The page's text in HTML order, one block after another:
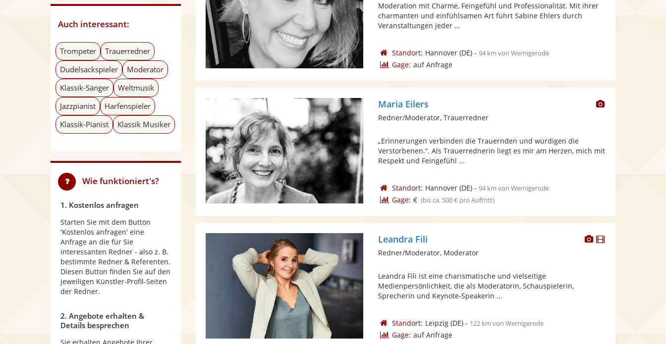
Moderation mit Charme, Feingefühl und Professionalität. Mit ihrer
charmanten und einfühlsamen Art führt Sabine Ehlers durch
Veranstaltungen jeder ...
Standort: Hannover(DE)- 94 km von Wernigerode
Gage: auf Anfrage
Dieser
Maria Eilers
Redner/Moderator, Trauerredner
„Erinnerungen verbinden die Trauernden und würdigen die
Verstorbenen.“. Als Trauerrednerin liegt es mir am Herzen, mich mit
Respekt und Feingefühl ...
Standort: Hannover(DE)- 94 km von Wernigerode
Gage: € (bis ca. 500 € pro Auftritt)
DieserDieser
Leandra Fili
Redner/Moderator, Moderator
Leandra Fili ist eine charismatische und vielseitige
Medienpersönlichkeit, die als Moderatorin, Schauspielerin,
Sprecherin und Keynote-Speakerin ...
Standort: Leipzig(DE)- 122 km von Wernigerode
Gage: auf Anfrage
Auch interessant:
Trompeter
Trauerredner
Dudelsackspieler
Moderator
Klassik-Sänger
Weltmusik
Jazzpianist
Harfenspieler
Klassik-Pianist
Klassik Musiker
Wie funktioniert's?
1. Kostenlos anfragen
Starten Sie mit dem Button
'Kostenlos anfragen' eine
Anfrage an die für Sie
interessanten Redner - also z. B.
bestimmte Redner & Referenten.
Diesen Button finden Sie auf den
jeweiligen Künstler-Profil-Seiten
der Redner.
2. Angebote erhalten &
Details besprechen